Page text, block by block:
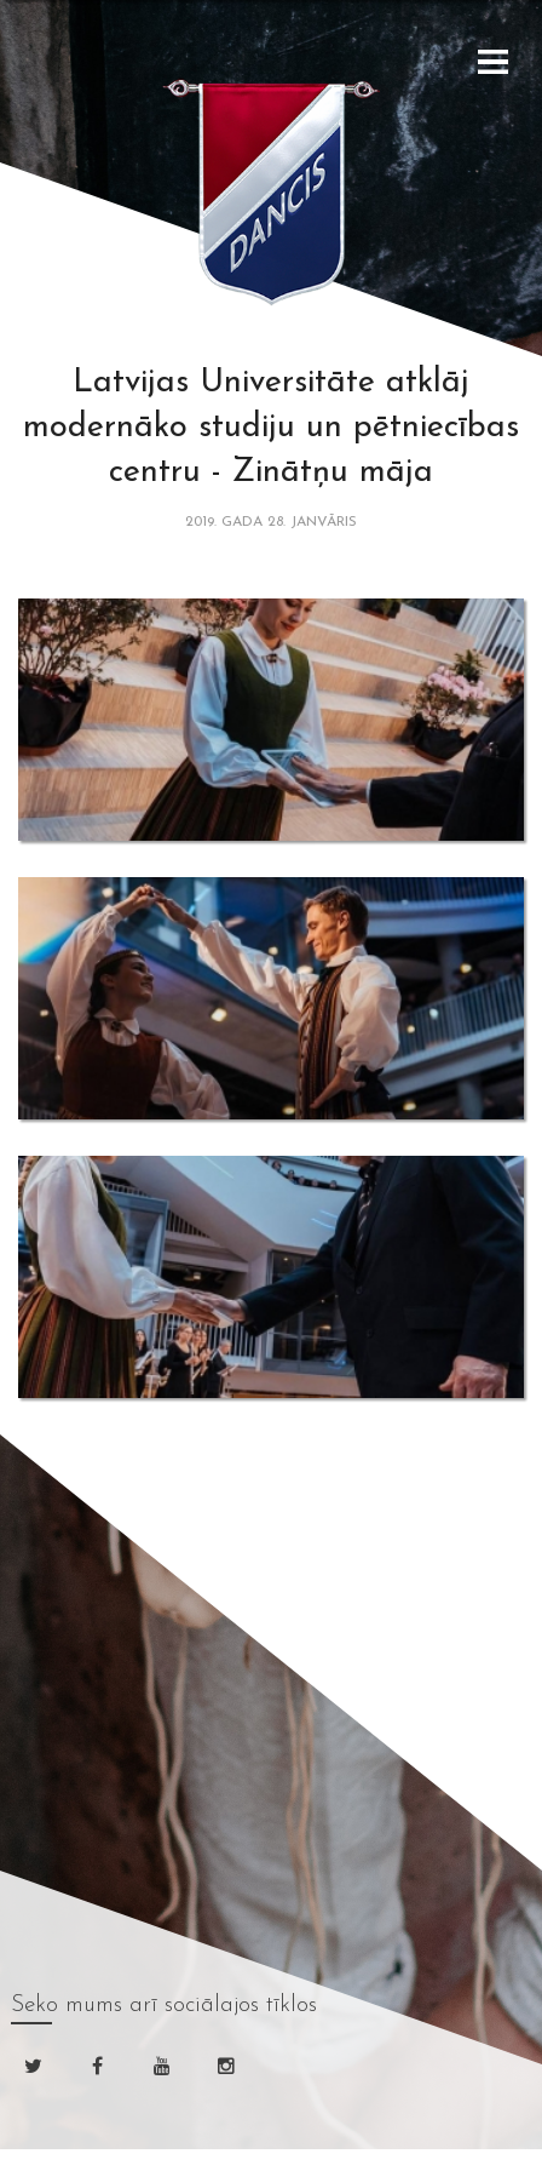
Latvijas Universitāte atklāj
modernāko studiju un pētniecības
centru - Zinātņu māja
2019. GADA 28. JANVĀRIS
Seko mums arī sociālajos tīklos